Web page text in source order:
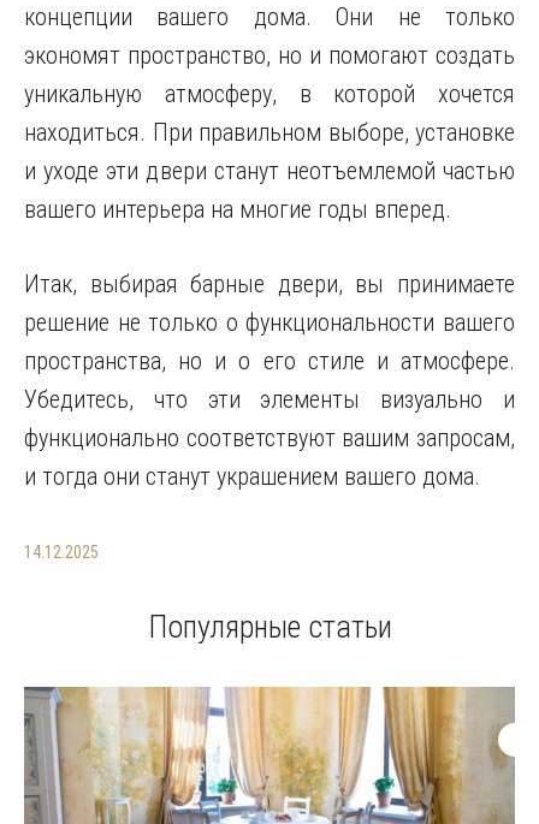
концепции вашего дома. Они не только
экономят пространство, но и помогают создать
уникальную атмосферу, в которой хочется
находиться. При правильном выборе, установке
и уходе эти двери станут неотъемлемой частью
вашего интерьера на многие годы вперед.
Итак, выбирая барные двери, вы принимаете
решение не только о функциональности вашего
пространства, но и о его стиле и атмосфере.
Убедитесь, что эти элементы визуально и
функционально соответствуют вашим запросам,
и тогда они станут украшением вашего дома.
14.12.2025
Популярные статьи